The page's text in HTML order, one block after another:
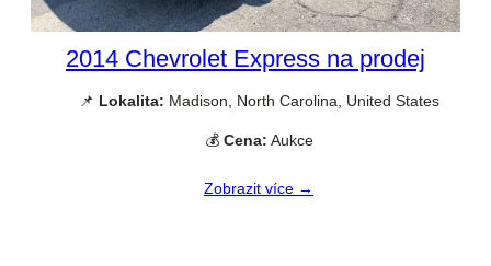
2014 Chevrolet Express na prodej
📌 Lokalita: Madison, North Carolina, United States
💰 Cena: Aukce
Zobrazit více →